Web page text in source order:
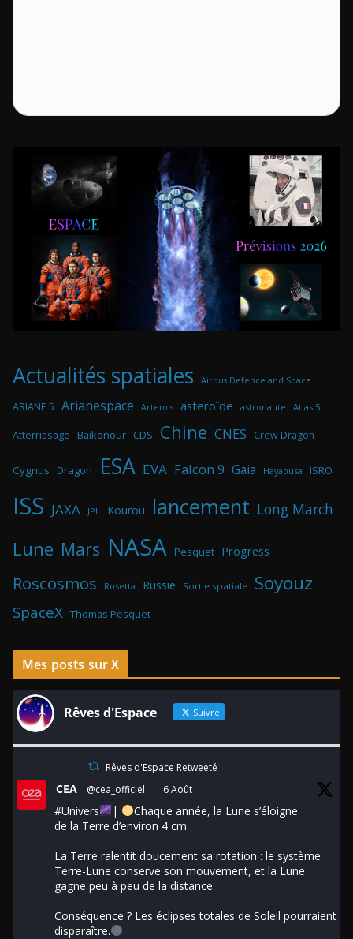
Actualités spatiales Airbus Defence and Space
ARIANE 5 Arianespace Artemis asteroïde astronaute Atlas 5
Atterrissage Baikonour CDS Chine CNES Crew Dragon
Cygnus Dragon ESA EVA Falcon 9 Gaia Hayabusa ISRO
ISS JAXA JPL Kourou lancement Long March
Lune Mars NASA Pesquet Progress
Roscosmos Rosetta Russie Sortie spatiale Soyouz
SpaceX Thomas Pesquet
Mes posts sur X
Rêves d'Espace Suivre
Rêves d'Espace Retweeté
CEA @cea_officiel · 6 Août
#Univers |
Chaque année, la Lune s’éloigne
de la Terre d’environ 4 cm.
La Terre ralentit doucement sa rotation : le système
Terre-Lune conserve son mouvement, et la Lune
gagne peu à peu de la distance.
Conséquence ? Les éclipses totales de Soleil pourraient
disparaître.